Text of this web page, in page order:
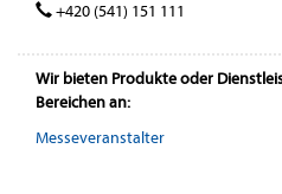
+420 (541) 151 111
Wir bieten Produkte oder
Bereichen an:
Messeveranstalter